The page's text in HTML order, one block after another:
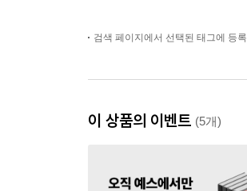
검색 페이지에서 선택된 태그에 등
이 상품의 이벤트 (5개)